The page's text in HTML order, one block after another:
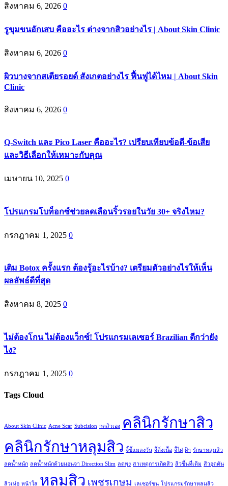
สิงหาคม 6, 2026 0
รูขุมขนอักเสบ คืออะไร ต่างจากสิวอย่างไร | About Skin Clinic
สิงหาคม 6, 2026 0
ผิวบางจากสเตียรอยด์ สังเกตอย่างไร ฟื้นฟูได้ไหม | About Skin
Clinic
สิงหาคม 6, 2026 0
Q-Switch และ Pico Laser คืออะไร? เปรียบเทียบข้อดี-ข้อเสีย
และวิธีเลือกให้เหมาะกับคุณ
เมษายน 10, 2025 0
โปรแกรมโบท็อกซ์ช่วยลดเลือนริ้วรอยในวัย 30+ จริงไหม?
กรกฎาคม 1, 2025 0
เติม Botox ครั้งแรก ต้องรู้อะไรบ้าง? เตรียมตัวอย่างไรให้เห็น
ผลลัพธ์ดีที่สุด
สิงหาคม 8, 2025 0
ไม่ต้องโกน ไม่ต้องแว็กซ์! โปรแกรมเลเซอร์ Brazilian ดีกว่ายัง
ไง?
กรกฎาคม 1, 2025 0
Tags Cloud
About Skin Clinic Acne Scar Subcision กดสิวเอง คลินิกรักษาสิว
คลินิกรักษาหลุมสิว จี้ขี้แมลงวัน จี้ติ่งเนื้อ จี้ไฝ ฝ้า รักษาหลุมสิว
ลดน้ำหนัก ลดน้ำหนักด้วยมอนจา Direction Slim ลดพุง สาเหตุการเกิดสิว สิวขึ้นที่เดิม สิวอุดตัน
สิวเห่อ หน้าใส หลุมสิว เพชรเกษม เลเซอร์ขน โปรแกรมรักษาหลุมสิว